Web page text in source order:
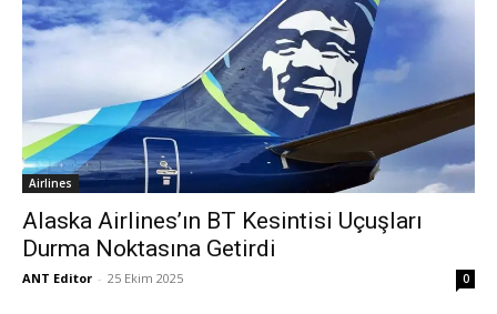
Airlines
Alaska Airlines’ın BT Kesintisi Uçuşları
Durma Noktasına Getirdi
ANT Editor - 25 Ekim 2025 0